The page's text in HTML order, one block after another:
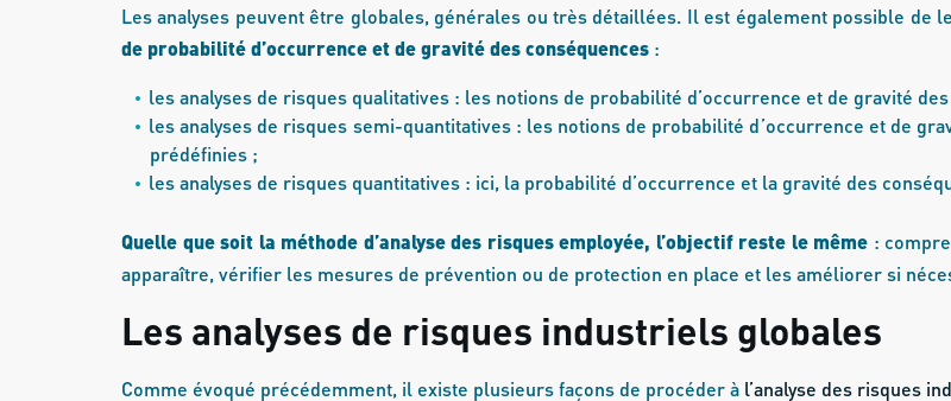
Les analyses peuvent être globales, générales ou très détaillées. Il est également possible de
de probabilité d’occurrence et de gravité des conséquences :
les analyses de risques qualitatives : les notions de probabilité d’occurrence et de gravité
les analyses de risques semi-quantitatives : les notions de probabilité d’occurrence et de
prédéfinies ;
les analyses de risques quantitatives : ici, la probabilité d’occurrence et la gravité des
Quelle que soit la méthode d’analyse des risques employée, l’objectif reste le même :
apparaître, vérifier les mesures de prévention ou de protection en place et les améliorer si
Les analyses de risques industriels globales
Comme évoqué précédemment, il existe plusieurs façons de procéder à l’analyse des risques